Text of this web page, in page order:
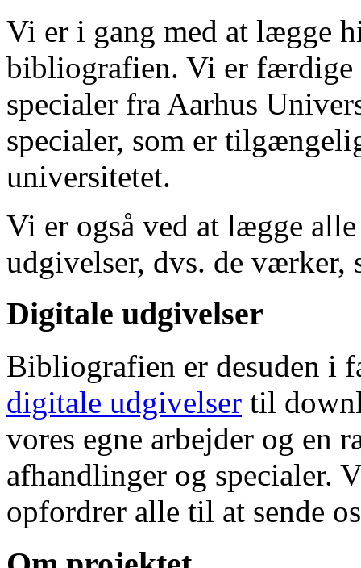
Vi er i gang med at lægge
bibliografien. Vi er færdige
specialer fra Aarhus
specialer, som er
universitetet.
Vi er også ved at lægge
udgivelser, dvs. de værker,
Digitale udgivelser
Bibliografien er desuden i
digitale udgivelser til
vores egne arbejder og en
afhandlinger og specialer.
opfordrer alle til at sende